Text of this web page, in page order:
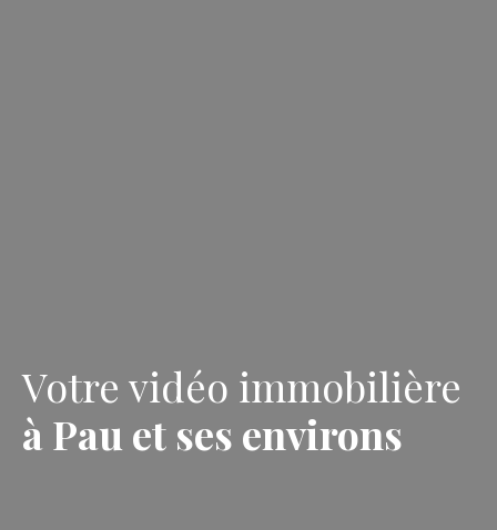
Votre vidéo immobilière
à Pau et ses environs